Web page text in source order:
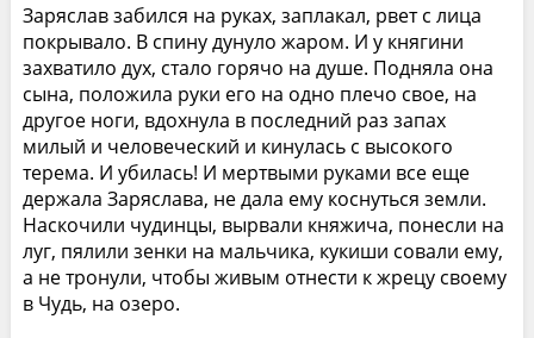
Заряслав забился на руках, заплакал, рвет с лица
покрывало. В спину дунуло жаром. И у княгини
захватило дух, стало горячо на душе. Подняла она
сына, положила руки его на одно плечо свое, на
другое ноги, вдохнула в последний раз запах
милый и человеческий и кинулась с высокого
терема. И убилась! И мертвыми руками все еще
держала Заряслава, не дала ему коснуться земли.
Наскочили чудинцы, вырвали княжича, понесли на
луг, пялили зенки на мальчика, кукиши совали ему,
а не тронули, чтобы живым отнести к жрецу своему
в Чудь, на озеро.